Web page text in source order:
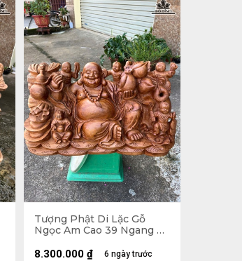
Tượng Phật Di Lặc Gỗ
Ngọc Am Cao 39 Ngang 71
6 ngày trước
8.300.000 ₫